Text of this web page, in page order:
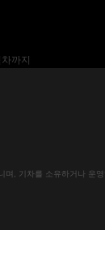
까지
에, 기차를 소유하거나 운영